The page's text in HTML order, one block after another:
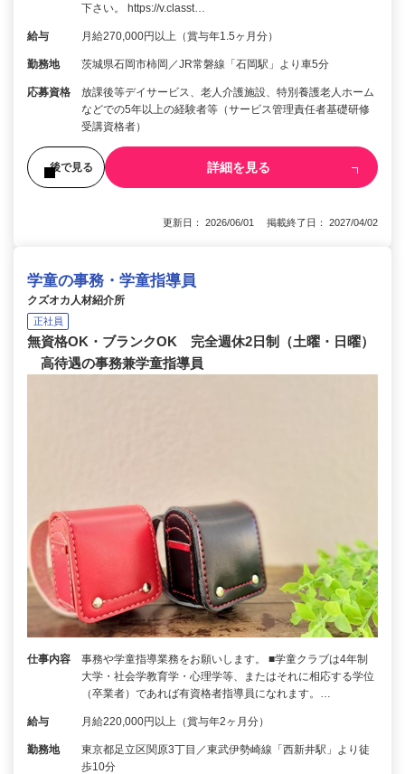
下さい。 https://v.classt…
給与 月給270,000円以上（賞与年1.5ヶ月分）
勤務地 茨城県石岡市柿岡／JR常磐線「石岡駅」より車5分
応募資格
放課後等デイサービス、老人介護施設、特別養護老人ホーム
などでの5年以上の経験者等（サービス管理責任者基礎研修
受講資格者）
後で見る 詳細を見る
更新日： 2026/06/01 掲載終了日： 2027/04/02
学童の事務・学童指導員
クズオカ人材紹介所
正社員
無資格OK・ブランクOK 完全週休2日制（土曜・日曜）
高待遇の事務兼学童指導員
仕事内容
事務や学童指導業務をお願いします。 ■学童クラブは4年制
大学・社会学教育学・心理学等、またはそれに相応する学位
（卒業者）であれば有資格者指導員になれます。…
給与 月給220,000円以上（賞与年2ヶ月分）
勤務地
東京都足立区関原3丁目／東武伊勢崎線「西新井駅」より徒
歩10分